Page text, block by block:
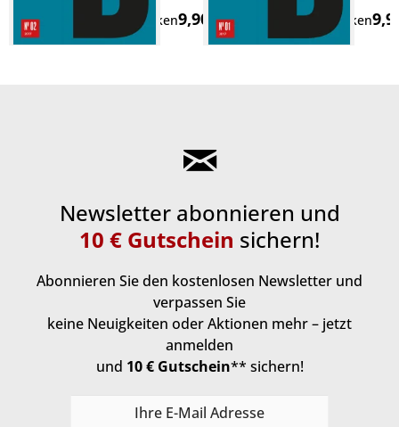
9,90 € *
Merken Merken
Newsletter abonnieren und
10 € Gutschein sichern!
Abonnieren Sie den kostenlosen Newsletter und
verpassen Sie
keine Neuigkeiten oder Aktionen mehr – jetzt
anmelden
und 10 € Gutschein** sichern!